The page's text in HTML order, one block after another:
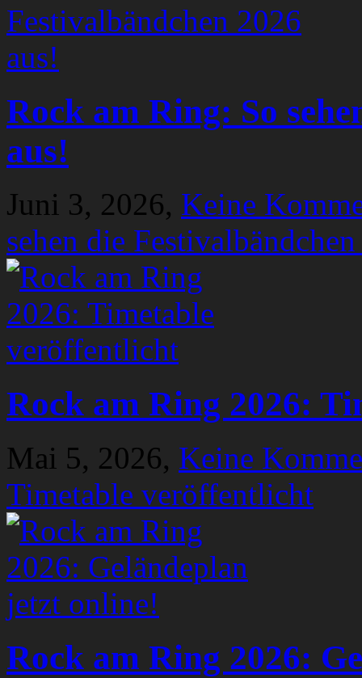
Rock am Ring: So
aus!
Juni 3, 2026, Keine
sehen die
Rock am Ring 2026:
Mai 5, 2026, Keine
Timetable veröffentlicht
Rock am Ring 2026: